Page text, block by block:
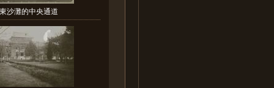
沙灘的中央通道